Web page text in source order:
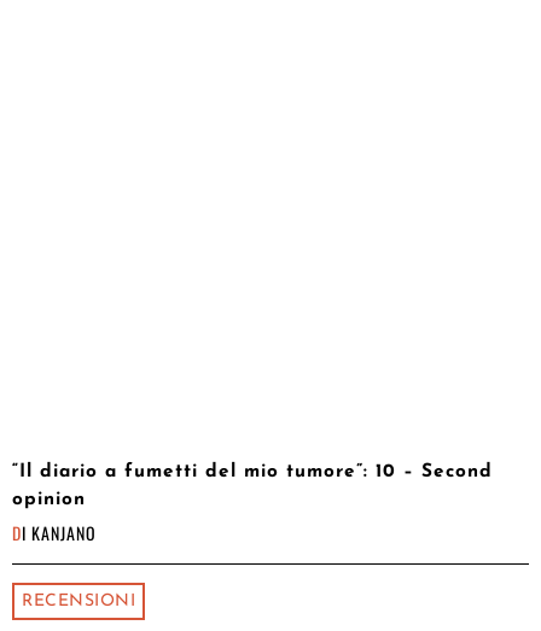
“Il diario a fumetti del mio tumore”: 10 – Second
opinion
DI KANJANO
RECENSIONI